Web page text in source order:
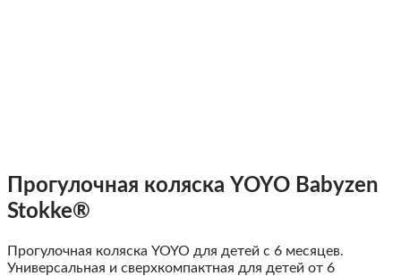
Прогулочная коляска YOYO Babyzen
Stokke®
Прогулочная коляска YOYO для детей с 6 месяцев.
Универсальная и сверхкомпактная для детей от 6